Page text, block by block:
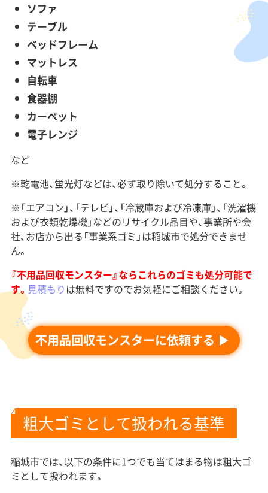
ソファ
テーブル
ベッドフレーム
マットレス
自転車
食器棚
カーペット
電子レンジ
など
※乾電池、蛍光灯などは、必ず取り除いて処分すること。
※「エアコン」、「テレビ」、「冷蔵庫および冷凍庫」、「洗濯機
および衣類乾燥機」などのリサイクル品目や、事業所や会
社、お店から出る「事業系ゴミ」は稲城市で処分できませ
ん。
『不用品回収モンスター』ならこれらのゴミも処分可能で
す。 見積もり は無料ですのでお気軽にご相談ください。
不用品回収モンスターに依頼する
粗大ゴミとして扱われる基準
稲城市では、以下の条件に1つでも当てはまる物は粗大ゴ
ミとして扱われます。